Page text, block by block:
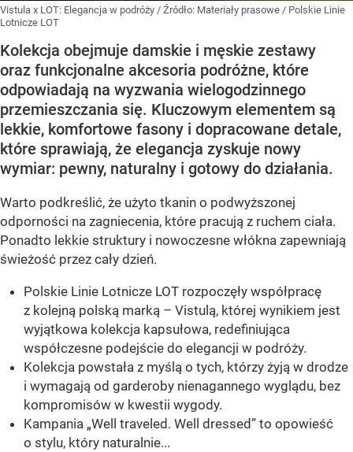
Vistula x LOT: Elegancja w podróży / Źródło: Materiały prasowe / Polskie Linie
Lotnicze LOT
Kolekcja obejmuje damskie i męskie zestawy
oraz funkcjonalne akcesoria podróżne, które
odpowiadają na wyzwania wielogodzinnego
przemieszczania się. Kluczowym elementem są
lekkie, komfortowe fasony i dopracowane detale,
które sprawiają, że elegancja zyskuje nowy
wymiar: pewny, naturalny i gotowy do działania.
Warto podkreślić, że użyto tkanin o podwyższonej
odporności na zagniecenia, które pracują z ruchem ciała.
Ponadto lekkie struktury i nowoczesne włókna zapewniają
świeżość przez cały dzień.
Polskie Linie Lotnicze LOT rozpoczęły współpracę
z kolejną polską marką – Vistulą, której wynikiem jest
wyjątkowa kolekcja kapsułowa, redefiniująca
współczesne podejście do elegancji w podróży.
Kolekcja powstała z myślą o tych, którzy żyją w drodze
i wymagają od garderoby nienagannego wyglądu, bez
kompromisów w kwestii wygody.
Kampania „Well traveled. Well dressed” to opowieść
o stylu, który naturalnie...